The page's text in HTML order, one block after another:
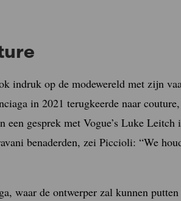
indruk op de modewereld met zijn
in 2021 terugkeerde naar
een gesprek met Vogue’s Luke
benaderden, zei Piccioli: “We
waar de ontwerper zal kunnen